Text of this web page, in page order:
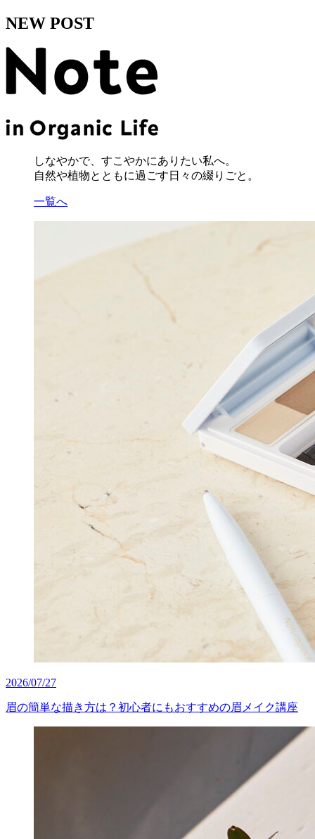
NEW POST
しなやかで、すこやかにありたい私へ。
自然や植物とともに過ごす日々の綴りごと。
一覧へ
2026/07/27
眉の簡単な描き方は？初心者にもおすすめの眉メイク講座